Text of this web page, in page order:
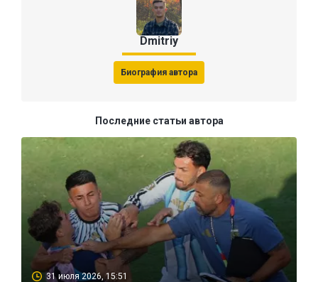
Dmitriy
Биография автора
Последние статьи автора
31 июля 2026, 15:51